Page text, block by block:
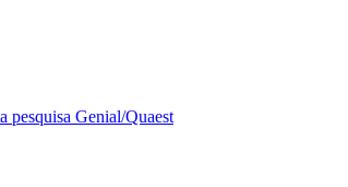
pesquisa Genial/Quaest